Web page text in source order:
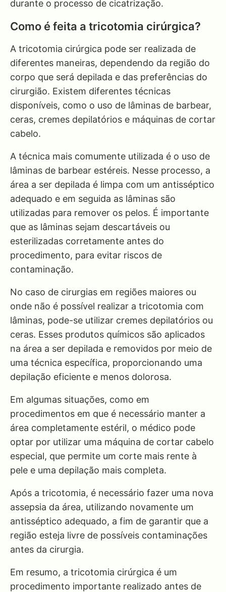
durante o processo de cicatrização.
Como é feita a tricotomia cirúrgica?
A tricotomia cirúrgica pode ser realizada de
diferentes maneiras, dependendo da região do
corpo que será depilada e das preferências do
cirurgião. Existem diferentes técnicas
disponíveis, como o uso de lâminas de barbear,
ceras, cremes depilatórios e máquinas de cortar
cabelo.
A técnica mais comumente utilizada é o uso de
lâminas de barbear estéreis. Nesse processo, a
área a ser depilada é limpa com um antisséptico
adequado e em seguida as lâminas são
utilizadas para remover os pelos. É importante
que as lâminas sejam descartáveis ou
esterilizadas corretamente antes do
procedimento, para evitar riscos de
contaminação.
No caso de cirurgias em regiões maiores ou
onde não é possível realizar a tricotomia com
lâminas, pode-se utilizar cremes depilatórios ou
ceras. Esses produtos químicos são aplicados
na área a ser depilada e removidos por meio de
uma técnica específica, proporcionando uma
depilação eficiente e menos dolorosa.
Em algumas situações, como em
procedimentos em que é necessário manter a
área completamente estéril, o médico pode
optar por utilizar uma máquina de cortar cabelo
especial, que permite um corte mais rente à
pele e uma depilação mais completa.
Após a tricotomia, é necessário fazer uma nova
assepsia da área, utilizando novamente um
antisséptico adequado, a fim de garantir que a
região esteja livre de possíveis contaminações
antes da cirurgia.
Em resumo, a tricotomia cirúrgica é um
procedimento importante realizado antes de